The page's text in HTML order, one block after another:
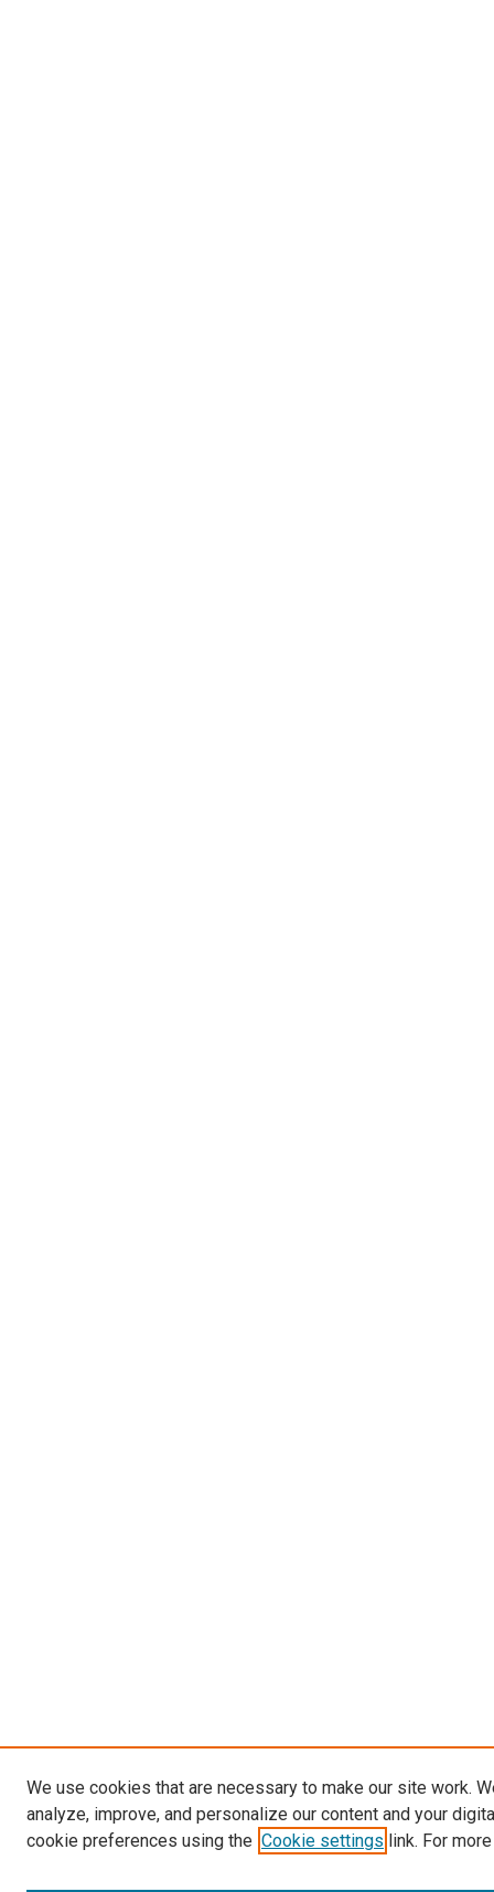
We use cookies that are necessary to make our site work.
analyze, improve, and personalize our content and your
cookie preferences using the Cookie settings link. For